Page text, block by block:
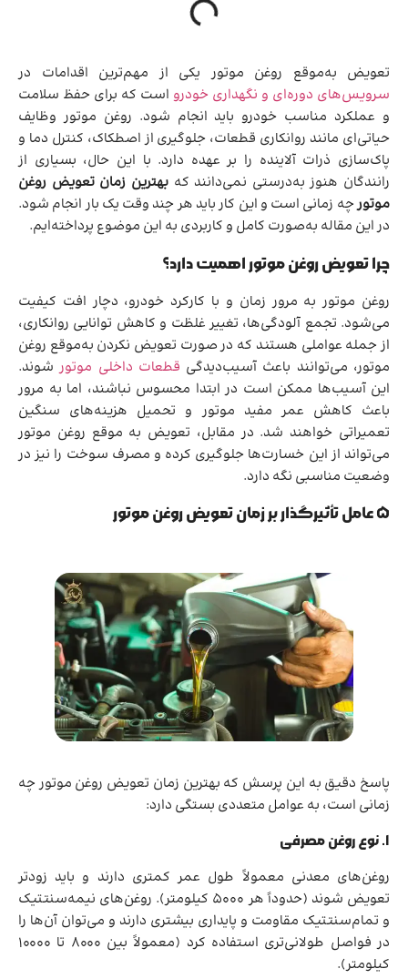
تعویض به‌موقع روغن موتور یکی از مهم‌ترین اقدامات در
سرویس‌های دوره‌ای و نگهداری خودرو است که برای حفظ سلامت
و عملکرد مناسب خودرو باید انجام شود. روغن موتور وظایف
حیاتی‌ای مانند روانکاری قطعات، جلوگیری از اصطکاک، کنترل دما و
پاک‌سازی ذرات آلاینده را بر عهده دارد. با این حال، بسیاری از
رانندگان هنوز به‌درستی نمی‌دانند کهبهترین زمان تعویض روغن
موتورچه زمانی است و این کار باید هر چند وقت یک بار انجام شود.
در این مقاله به‌صورت کامل و کاربردی به این موضوع پرداخته‌ایم.
چرا تعویض روغن موتور اهمیت دارد؟
روغن موتور به مرور زمان و با کارکرد خودرو، دچار افت کیفیت
می‌شود. تجمع آلودگی‌ها، تغییر غلظت و کاهش توانایی روانکاری،
از جمله عواملی هستند که در صورت تعویض نکردن به‌موقع روغن
موتور، می‌توانند باعث آسیب‌دیدگی قطعات داخلی موتور شوند.
این آسیب‌ها ممکن است در ابتدا محسوس نباشند، اما به مرور
باعث کاهش عمر مفید موتور و تحمیل هزینه‌های سنگین
تعمیراتی خواهند شد. در مقابل، تعویض به موقع روغن موتور
می‌تواند از این خسارت‌ها جلوگیری کرده و مصرف سوخت را نیز در
وضعیت مناسبی نگه دارد.
۵ عامل تأثیرگذار بر زمان تعویض روغن موتور
پاسخ دقیق به این پرسش که بهترین زمان تعویض روغن موتور چه
زمانی است، به عوامل متعددی بستگی دارد:
۱. نوع روغن مصرفی
روغن‌های معدنی معمولاً طول عمر کمتری دارند و باید زودتر
تعویض شوند (حدوداً هر ۵۰۰۰ کیلومتر). روغن‌های نیمه‌سنتتیک
و تمام‌سنتتیک مقاومت و پایداری بیشتری دارند و می‌توان آن‌ها را
در فواصل طولانی‌تری استفاده کرد (معمولاً بین ۸۰۰۰ تا ۱۰۰۰۰
کیلومتر).